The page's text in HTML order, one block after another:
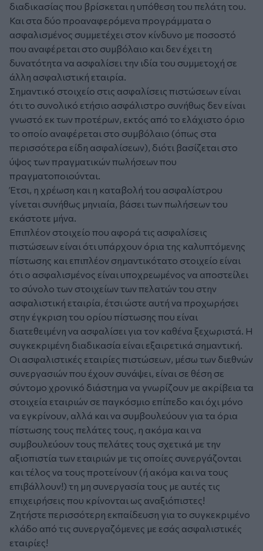
διαδικασίας που βρίσκεται η υπόθεση του πελάτη του.
Και στα δύο προαναφερόμενα προγράμματα ο
ασφαλισμένος συμμετέχει στον κίνδυνο με ποσοστό
που αναφέρεται στο συμβόλαιο και δεν έχει τη
δυνατότητα να ασφαλίσει την ιδία του συμμετοχή σε
άλλη ασφαλιστική εταιρία.
Σημαντικό στοιχείο στις ασφαλίσεις πιστώσεων είναι
ότι το συνολικό ετήσιο ασφάλιστρο συνήθως δεν είναι
γνωστό εκ των προτέρων, εκτός από το ελάχιστο όριο
το οποίο αναφέρεται στο συμβόλαιο (όπως στα
περισσότερα είδη ασφαλίσεων), διότι βασίζεται στο
ύψος των πραγματικών πωλήσεων που
πραγματοποιούνται.
Έτσι, η χρέωση και η καταβολή του ασφαλίστρου
γίνεται συνήθως μηνιαία, βάσει των πωλήσεων του
εκάστοτε μήνα.
Επιπλέον στοιχείο που αφορά τις ασφαλίσεις
πιστώσεων είναι ότι υπάρχουν όρια της καλυπτόμενης
πίστωσης και επιπλέον σημαντικότατο στοιχείο είναι
ότι ο ασφαλισμένος είναι υποχρεωμένος να αποστείλει
το σύνολο των στοιχείων των πελατών του στην
ασφαλιστική εταιρία, έτσι ώστε αυτή να προχωρήσει
στην έγκριση του ορίου πίστωσης που είναι
διατεθειμένη να ασφαλίσει για τον καθένα ξεχωριστά. Η
συγκεκριμένη διαδικασία είναι εξαιρετικά σημαντική.
Οι ασφαλιστικές εταιρίες πιστώσεων, μέσω των διεθνών
συνεργασιών που έχουν συνάψει, είναι σε θέση σε
σύντομο χρονικό διάστημα να γνωρίζουν με ακρίβεια τα
στοιχεία εταιριών σε παγκόσμιο επίπεδο και όχι μόνο
να εγκρίνουν, αλλά και να συμβουλεύουν για τα όρια
πίστωσης τους πελάτες τους, η ακόμα και να
συμβουλεύουν τους πελάτες τους σχετικά με την
αξιοπιστία των εταιριών με τις οποίες συνεργάζονται
και τέλος να τους προτείνουν (ή ακόμα και να τους
επιβάλλουν!) τη μη συνεργασία τους με αυτές τις
επιχειρήσεις που κρίνονται ως αναξιόπιστες!
Ζητήστε περισσότερη εκπαίδευση για το συγκεκριμένο
κλάδο από τις συνεργαζόμενες με εσάς ασφαλιστικές
εταιρίες!